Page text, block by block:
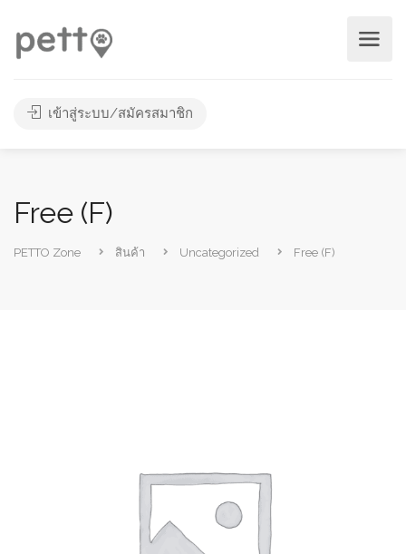
เข้าสู่ระบบ/สมัครสมาชิก
Free (F)
PETTO Zone สินค้า Uncategorized Free (F)